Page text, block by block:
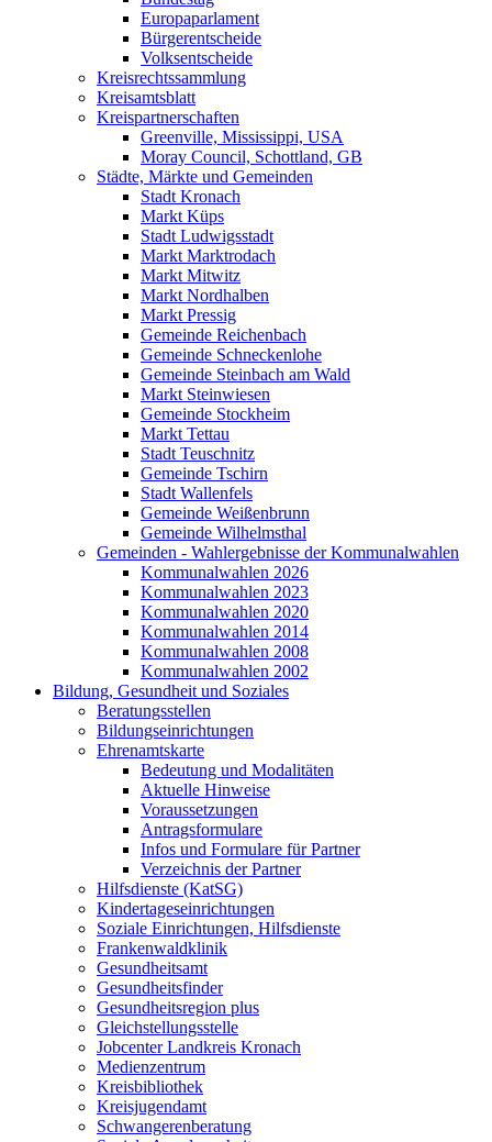
Europaparlament
Bürgerentscheide
Volksentscheide
Kreisrechtssammlung
Kreisamtsblatt
Kreispartnerschaften
Greenville, Mississippi, USA
Moray Council, Schottland, GB
Städte, Märkte und Gemeinden
Stadt Kronach
Markt Küps
Stadt Ludwigsstadt
Markt Marktrodach
Markt Mitwitz
Markt Nordhalben
Markt Pressig
Gemeinde Reichenbach
Gemeinde Schneckenlohe
Gemeinde Steinbach am Wald
Markt Steinwiesen
Gemeinde Stockheim
Markt Tettau
Stadt Teuschnitz
Gemeinde Tschirn
Stadt Wallenfels
Gemeinde Weißenbrunn
Gemeinde Wilhelmsthal
Gemeinden - Wahlergebnisse der Kommunalwahlen
Kommunalwahlen 2026
Kommunalwahlen 2023
Kommunalwahlen 2020
Kommunalwahlen 2014
Kommunalwahlen 2008
Kommunalwahlen 2002
Bildung, Gesundheit und Soziales
Beratungsstellen
Bildungseinrichtungen
Ehrenamtskarte
Bedeutung und Modalitäten
Aktuelle Hinweise
Voraussetzungen
Antragsformulare
Infos und Formulare für Partner
Verzeichnis der Partner
Hilfsdienste (KatSG)
Kindertageseinrichtungen
Soziale Einrichtungen, Hilfsdienste
Frankenwaldklinik
Gesundheitsamt
Gesundheitsfinder
Gesundheitsregion plus
Gleichstellungsstelle
Jobcenter Landkreis Kronach
Medienzentrum
Kreisbibliothek
Kreisjugendamt
Schwangerenberatung